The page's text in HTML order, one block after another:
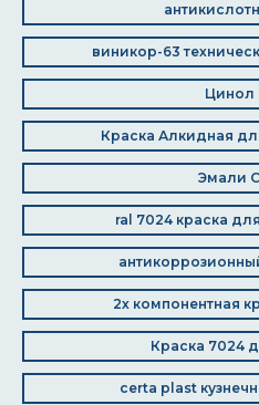
виникор-63
Цинол
Краска Алкидная
Эмали
ral 7024 краска
2х компонентная
Краска 7024
certa plast